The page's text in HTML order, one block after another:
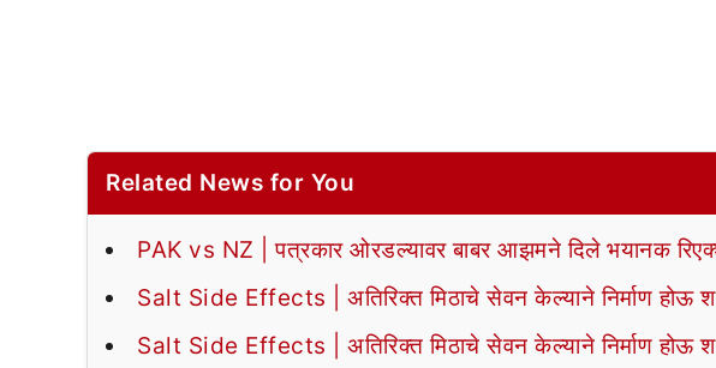
Related News for You
PAK vs NZ | पत्रकार ओरडल्यावर बाबर आझमने दिले भयानक
Salt Side Effects | अतिरिक्त मिठाचे सेवन केल्याने निर्माण होऊ
Salt Side Effects | अतिरिक्त मिठाचे सेवन केल्याने निर्माण होऊ